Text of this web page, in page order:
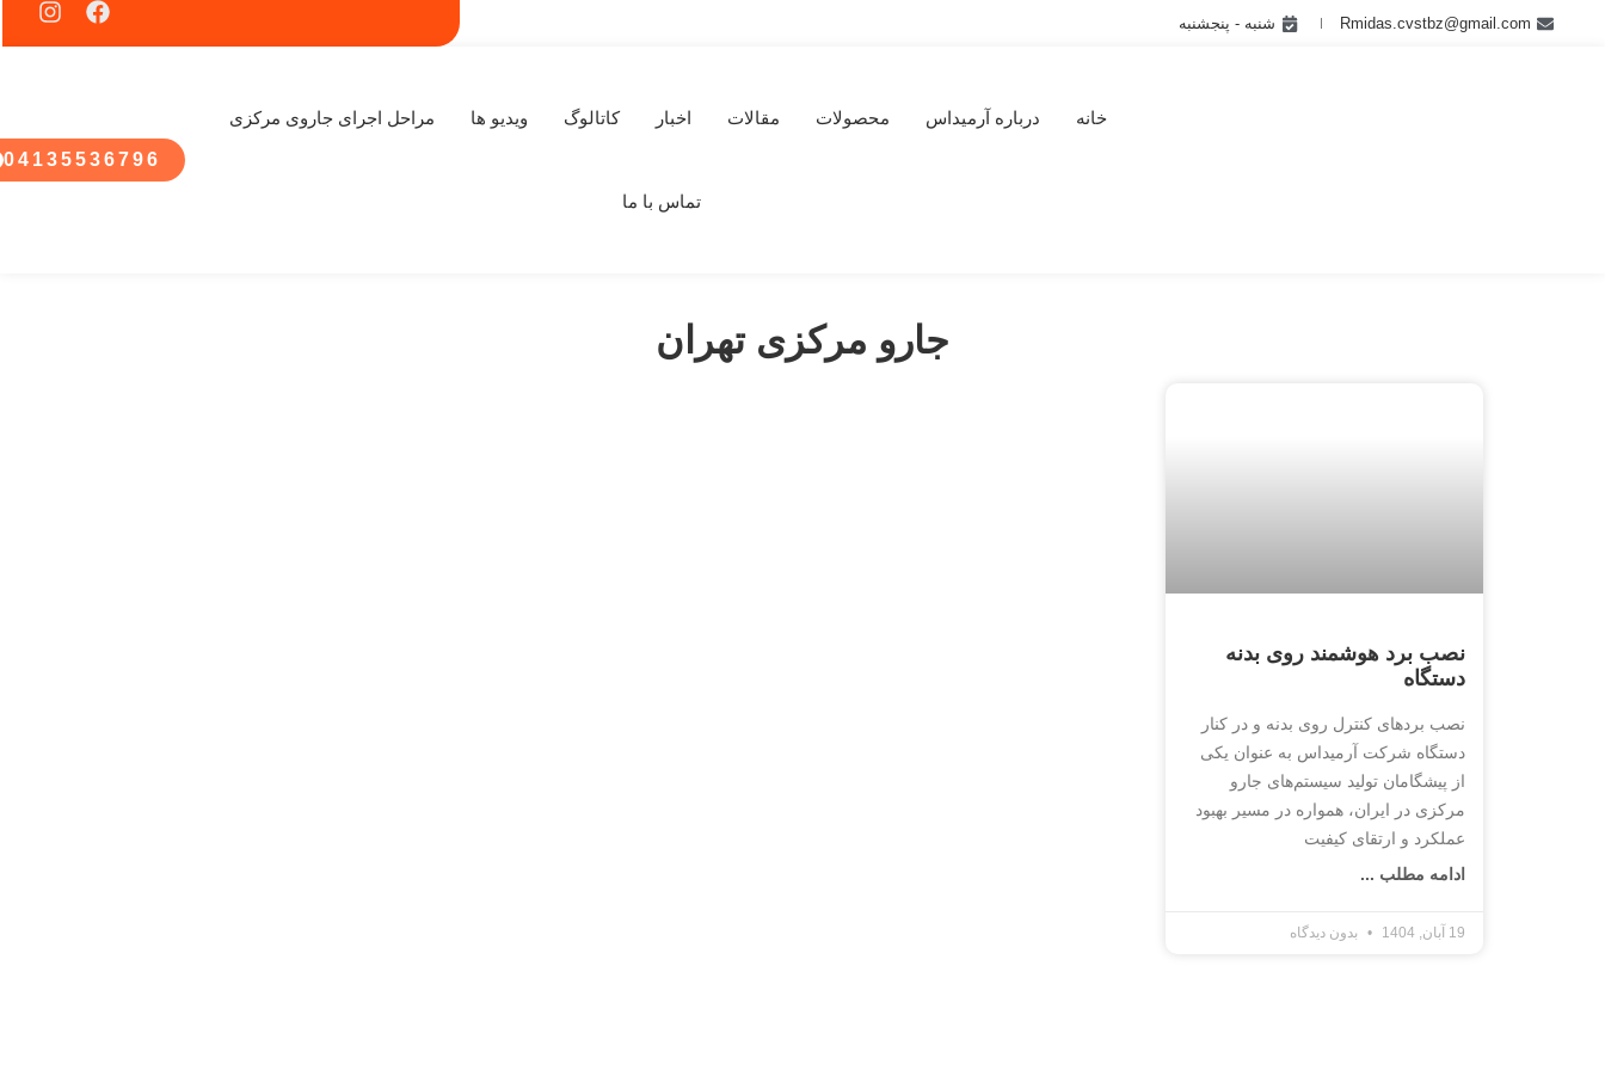
Rmidas.cvstbz@gmail.com شنبه - پنجشنبه
خانه درباره آرمیداس محصولات مقالات اخبار کاتالوگ ویدیو ها مراحل اجرای جاروی مرکزی
تماس با ما
04135536796
جارو مرکزی تهران
نصب برد هوشمند روی بدنه
دستگاه
نصب بردهای کنترل روی بدنه و در کنار
دستگاه شرکت آرمیداس به عنوان یکی
از پیشگامان تولید سیستم‌های جارو
مرکزی در ایران، همواره در مسیر بهبود
عملکرد و ارتقای کیفیت
ادامه مطلب ...
19 آبان, 1404 بدون دیدگاه